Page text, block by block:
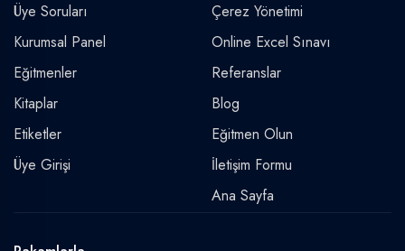
Üye Soruları
Kurumsal Panel
Eğitmenler
Kitaplar
Etiketler
Üye Girişi
Çerez Yönetimi
Online Excel Sınavı
Referanslar
Blog
Eğitmen Olun
İletişim Formu
Ana Sayfa